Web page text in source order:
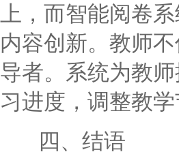
上，而智能阅卷
内容创新。教师
导者。系统为教
习进度，调整教
四、结语